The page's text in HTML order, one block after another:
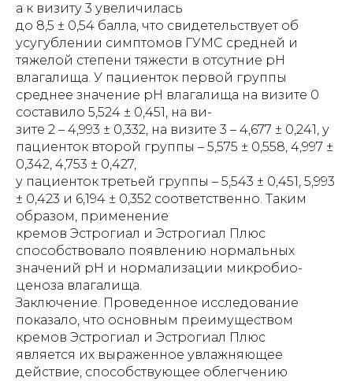
а к визиту 3 увеличилась
до 8,5 ± 0,54 балла, что свидетельствует об
усугублении симптомов ГУМС средней и
тяжелой степени тяжести в отсутние рН
влагалища. У пациенток первой группы
среднее значение рН влагалища на визите 0
составило 5,524 ± 0,451, на ви-
зите 2 – 4,993 ± 0,332, на визите 3 – 4,677 ± 0,241, у
пациенток второй группы – 5,575 ± 0,558, 4,997 ±
0,342, 4,753 ± 0,427,
у пациенток третьей группы – 5,543 ± 0,451, 5,993
± 0,423 и 6,194 ± 0,352 соответственно. Таким
образом, применение
кремов Эстрогиал и Эстрогиал Плюс
способствовало появлению нормальных
значений pH и нормализации микробио-
ценоза влагалища.
Заключение. Проведенное исследование
показало, что основным преимуществом
кремов Эстрогиал и Эстрогиал Плюс
является их выраженное увлажняющее
действие, способствующее облегчению